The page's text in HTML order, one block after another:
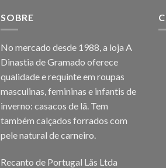
SOBRE
No mercado desde 1988, a loja A
Dinastia de Gramado oferece
qualidade e requinte em roupas
masculinas, femininas e infantis de
inverno: casacos de lã. Tem
também calçados forrados com
pele natural de carneiro.
Recanto de Portugal Lãs Ltda